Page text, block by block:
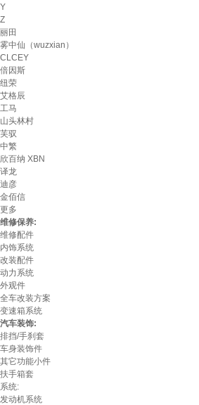
Y
Z
丽田
雾中仙（wuzxian）
CLCEY
倍因斯
纽荣
艾格辰
工马
山头林村
芙驭
中繁
欣百纳 XBN
译龙
迪彦
金佰信
更多
维修保养:
维修配件
内饰系统
改装配件
动力系统
外观件
全车改装方案
变速箱系统
汽车装饰:
排挡/手刹套
车身装饰件
其它功能小件
扶手箱套
系统:
发动机系统